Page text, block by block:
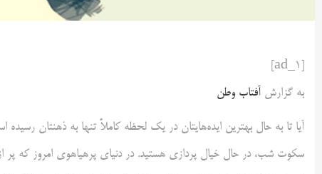
به گزارش آفتاب وطن
آیا تا به حال بهترین ایده‌هایتان در یک لحظه کاملاً تنها به ذهنتان
سکوت شب، در حال خیال پردازی هستید. در دنیای پرهیاهوی امروز که پر